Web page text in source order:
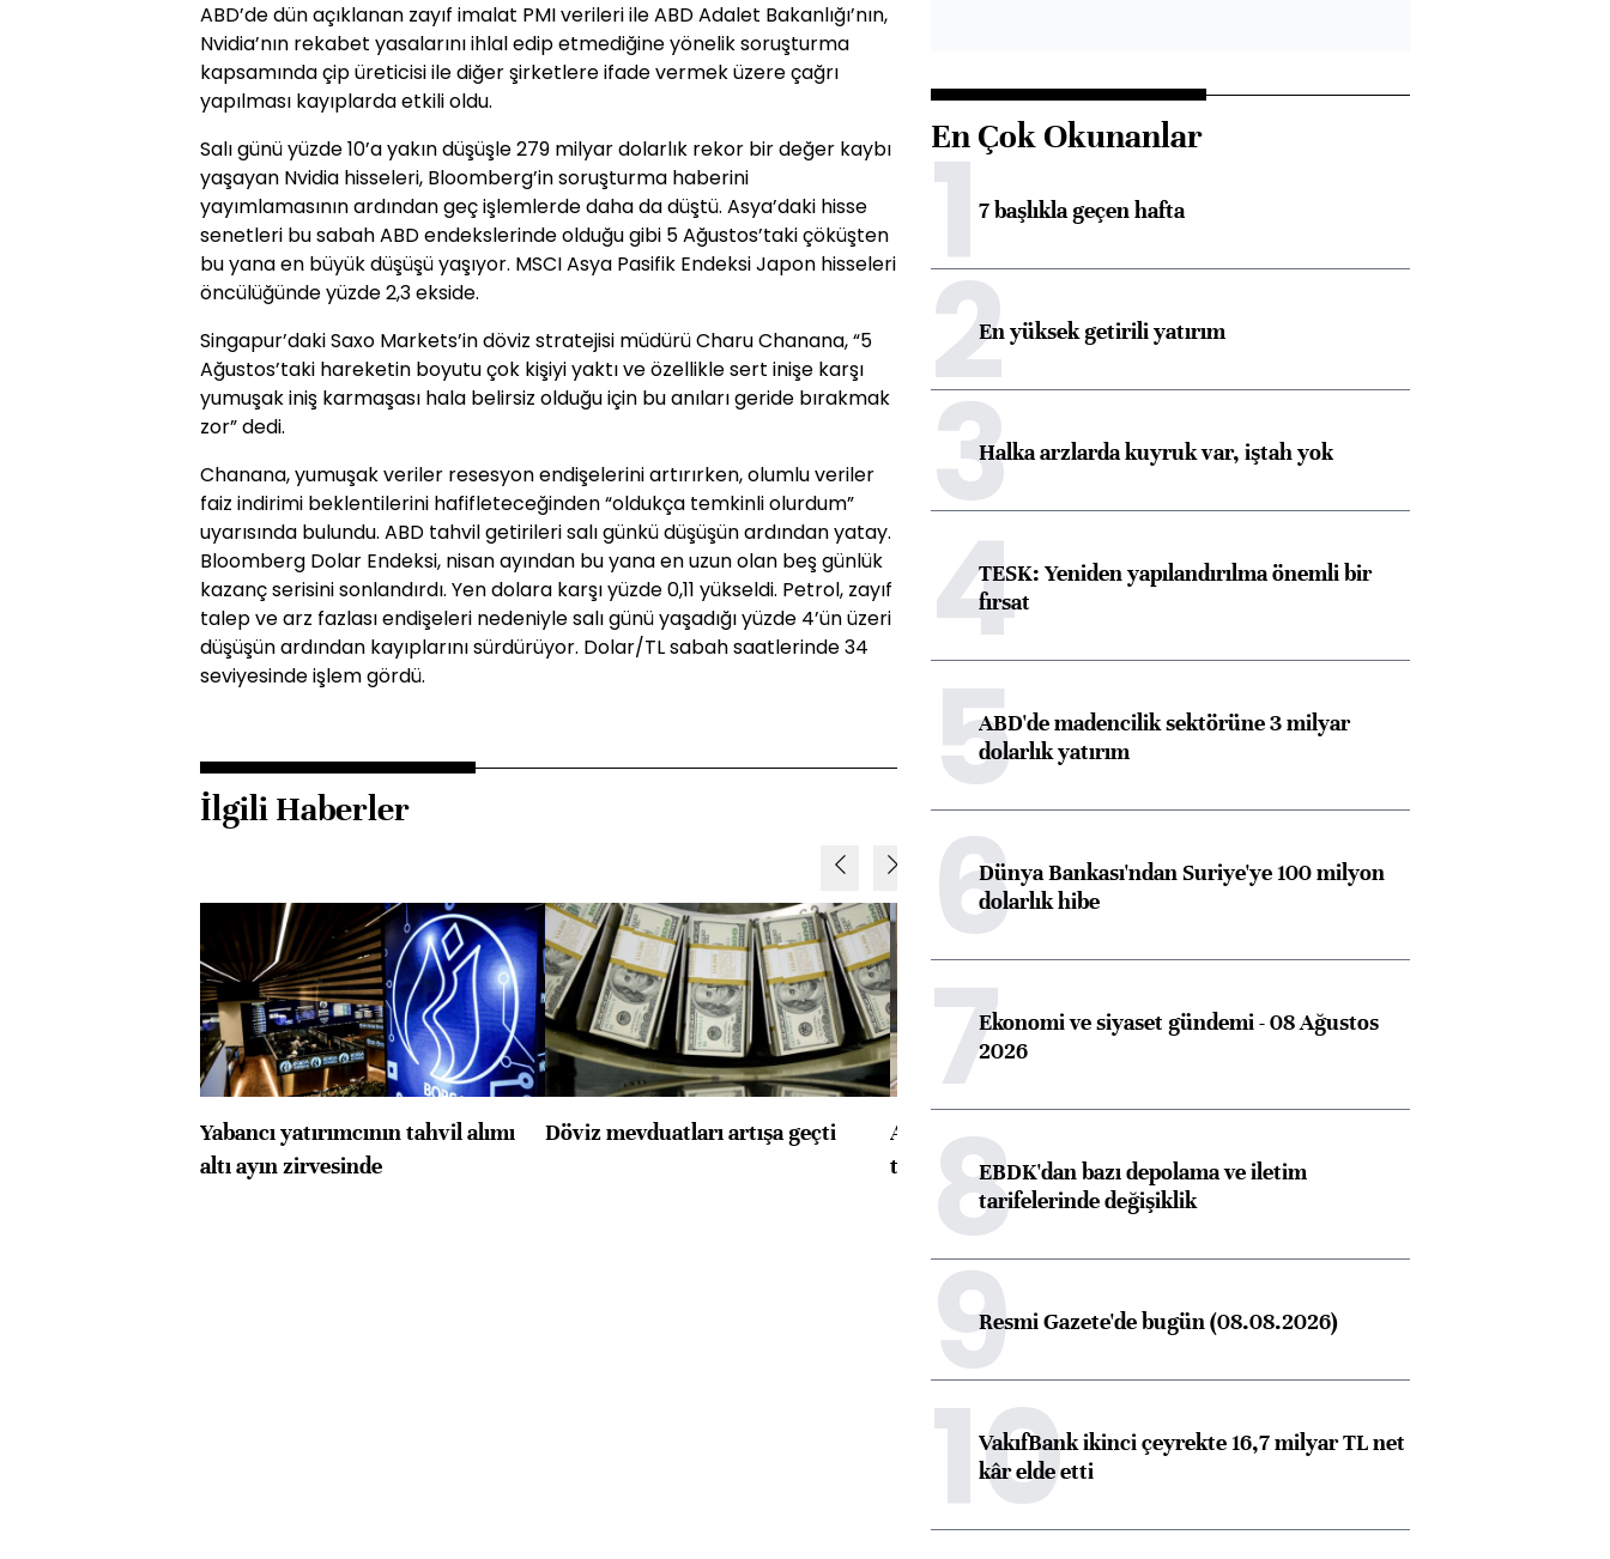
ABD’de dün açıklanan zayıf imalat PMI verileri ile ABD Adalet Bakanlığı’nın,
Nvidia’nın rekabet yasalarını ihlal edip etmediğine yönelik soruşturma
kapsamında çip üreticisi ile diğer şirketlere ifade vermek üzere çağrı
yapılması kayıplarda etkili oldu.
Salı günü yüzde 10’a yakın düşüşle 279 milyar dolarlık rekor bir değer kaybı
yaşayan Nvidia hisseleri, Bloomberg’in soruşturma haberini
yayımlamasının ardından geç işlemlerde daha da düştü. Asya’daki hisse
senetleri bu sabah ABD endekslerinde olduğu gibi 5 Ağustos’taki çöküşten
bu yana en büyük düşüşü yaşıyor. MSCI Asya Pasifik Endeksi Japon hisseleri
öncülüğünde yüzde 2,3 ekside.
Singapur’daki Saxo Markets’in döviz stratejisi müdürü Charu Chanana, “5
Ağustos’taki hareketin boyutu çok kişiyi yaktı ve özellikle sert inişe karşı
yumuşak iniş karmaşası hala belirsiz olduğu için bu anıları geride bırakmak
zor” dedi.
Chanana, yumuşak veriler resesyon endişelerini artırırken, olumlu veriler
faiz indirimi beklentilerini hafifleteceğinden “oldukça temkinli olurdum”
uyarısında bulundu. ABD tahvil getirileri salı günkü düşüşün ardından yatay.
Bloomberg Dolar Endeksi, nisan ayından bu yana en uzun olan beş günlük
kazanç serisini sonlandırdı. Yen dolara karşı yüzde 0,11 yükseldi. Petrol, zayıf
talep ve arz fazlası endişeleri nedeniyle salı günü yaşadığı yüzde 4’ün üzeri
düşüşün ardından kayıplarını sürdürüyor. Dolar/TL sabah saatlerinde 34
seviyesinde işlem gördü.
İlgili Haberler
Yabancı yatırımcının tahvil alımı
altı ayın zirvesinde
Döviz mevduatları artışa geçti
ABD'de konut başlangıçları
toparlandı
En Çok Okunanlar
17 başlıkla geçen hafta
2En yüksek getirili yatırım
3Halka arzlarda kuyruk var, iştah yok
4TESK: Yeniden yapılandırılma önemli bir
fırsat
5ABD'de madencilik sektörüne 3 milyar
dolarlık yatırım
6Dünya Bankası'ndan Suriye'ye 100 milyon
dolarlık hibe
7Ekonomi ve siyaset gündemi - 08 Ağustos
2026
8EBDK'dan bazı depolama ve iletim
tarifelerinde değişiklik
9Resmi Gazete'de bugün (08.08.2026)
10
VakıfBank ikinci çeyrekte 16,7 milyar TL net
kâr elde etti